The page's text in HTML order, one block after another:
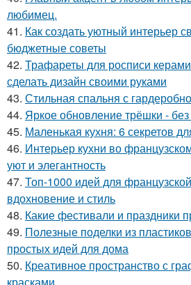
любимец.
41. Как создать уютный интерьер
бюджетные советы
42. Трафареты для росписи
сделать дизайн своими руками
43. Стильная спальня с
44. Яркое обновление трёшки -
45. Маленькая кухня: 6 секретов
46. Интерьер кухни во
уют и элегантность
47. Топ-1000 идей для
вдохновение и стиль
48. Какие фестивали и праздники
49. Полезные поделки из
простых идей для дома
50. Креативное пространство с
красками.